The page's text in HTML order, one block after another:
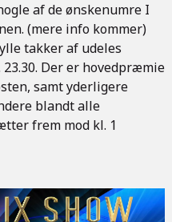
af de ønskenumre I
(mere info kommer)
takker af udeles
Der er hovedpræmie
samt yderligere
blandt alle
frem mod kl. 1